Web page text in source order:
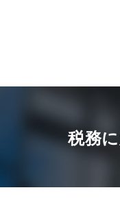
税務